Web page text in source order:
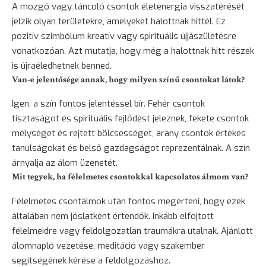
A mozgó vagy táncoló csontok életenergia visszatérését
jelzik olyan területekre, amelyeket halottnak hittél. Ez
pozitív szimbólum kreatív vagy spirituális újjászületésre
vonatkozóan. Azt mutatja, hogy még a halottnak hitt részek
is újraéledhetnek benned.
Van-e jelentősége annak, hogy milyen színű csontokat látok?
Igen, a szín fontos jelentéssel bír. Fehér csontok
tisztaságot és spirituális fejlődést jeleznek, fekete csontok
mélységet és rejtett bölcsességet, arany csontok értékes
tanulságokat és belső gazdagságot reprezentálnak. A szín
árnyalja az álom üzenetét.
Mit tegyek, ha félelmetes csontokkal kapcsolatos álmom van?
Félelmetes csontálmok után fontos megérteni, hogy ezek
általában nem jóslatként értendők. Inkább elfojtott
félelmeidre vagy feldolgozatlan traumákra utalnak. Ajánlott
álomnapló vezetése, meditáció vagy szakember
segítségének kérése a feldolgozáshoz.